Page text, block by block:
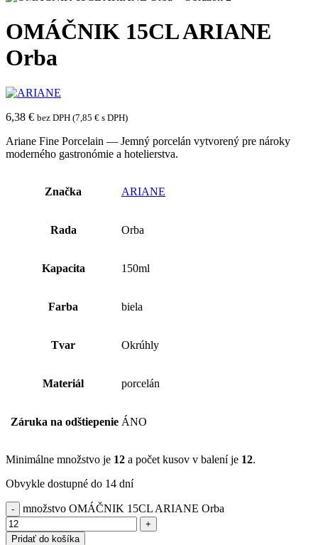
OMÁČNIK 15CL ARIANE
Orba
6,38 € bez DPH (7,85 € s DPH)
Ariane Fine Porcelain — Jemný porcelán vytvorený pre nároky
moderného gastronómie a hotelierstva.
Značka ARIANE
Rada Orba
Kapacita 150ml
Farba biela
Tvar Okrúhly
Materiál porcelán
Záruka na odštiepenie ÁNO
Minimálne množstvo je 12 a počet kusov v balení je 12.
Obvykle dostupné do 14 dní
množstvo OMÁČNIK 15CL ARIANE Orba
Pridať do košíka